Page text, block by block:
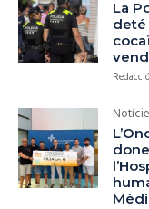
La
deté
Redacció